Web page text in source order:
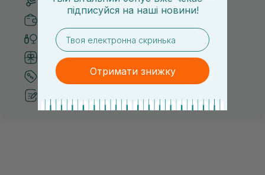
Тільки оригінальна косметика
Система бонусів та лояльності
Кращі ціни та топ товари
підписуйся на наші новини!
email
Отримати знижку